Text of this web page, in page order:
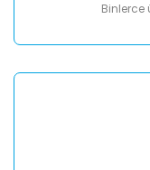
Binlerce